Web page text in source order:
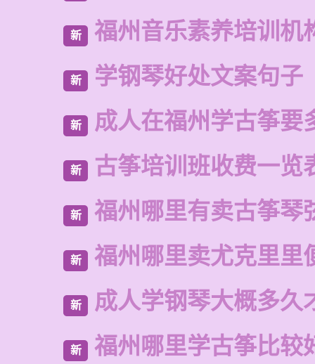
新 福州音乐素养培训机
新 学钢琴好处文案句子
新 成人在福州学古筝要
新 古筝培训班收费一览
新 福州哪里有卖古筝琴
新 福州哪里卖尤克里里
新 成人学钢琴大概多久
新 福州哪里学古筝比较